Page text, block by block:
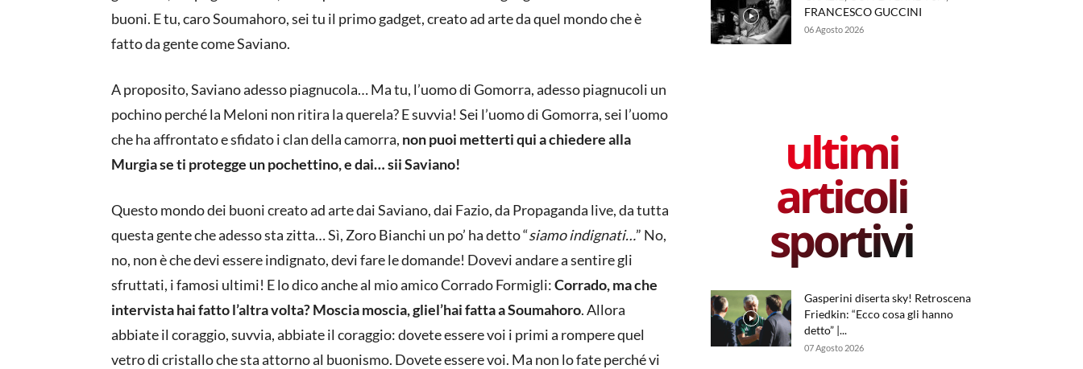
buoni. E tu, caro Soumahoro, sei tu il primo gadget, creato ad arte da quel mondo che è
fatto da gente come Saviano.
A proposito, Saviano adesso piagnucola… Ma tu, l’uomo di Gomorra, adesso piagnucoli un
pochino perché la Meloni non ritira la querela? E suvvia! Sei l’uomo di Gomorra, sei l’uomo
che ha affrontato e sfidato i clan della camorra, non puoi metterti qui a chiedere alla
Murgia se ti protegge un pochettino, e dai… sii Saviano!
Questo mondo dei buoni creato ad arte dai Saviano, dai Fazio, da Propaganda live, da tutta
questa gente che adesso sta zitta… Sì, Zoro Bianchi un po’ ha detto “siamo indignati…” No,
no, non è che devi essere indignato, devi fare le domande! Dovevi andare a sentire gli
sfruttati, i famosi ultimi! E lo dico anche al mio amico Corrado Formigli:Corrado, ma che
intervista hai fatto l’altra volta? Moscia moscia, gliel’hai fatta a Soumahoro. Allora
abbiate il coraggio, suvvia, abbiate il coraggio: dovete essere voi i primi a rompere quel
vetro di cristallo che sta attorno al buonismo. Dovete essere voi. Ma non lo fate perché vi
FRANCESCO GUCCINI
06 Agosto 2026
ultimi
articoli
sportivi
Gasperini diserta sky! Retroscena
Friedkin: “Ecco cosa gli hanno
detto” |...
07 Agosto 2026